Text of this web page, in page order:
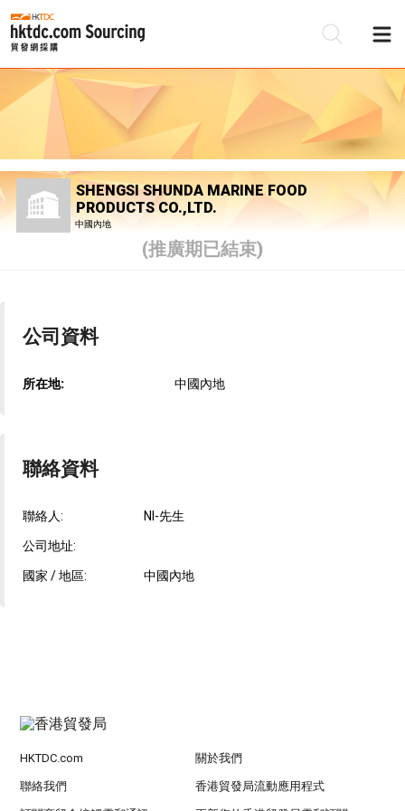
SHENGSI SHUNDA MARINE FOOD
PRODUCTS CO.,LTD.
中國內地
(推廣期已結束)
公司資料
所在地: 中國內地
聯絡資料
聯絡人: NI-先生
公司地址:
國家 / 地區: 中國內地
HKTDC.com 關於我們
聯絡我們 香港貿發局流動應用程式